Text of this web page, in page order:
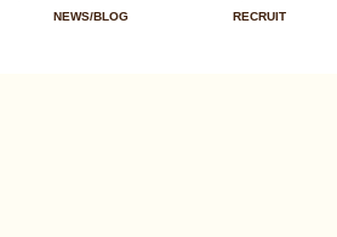
NEWS/BLOG RECRUIT